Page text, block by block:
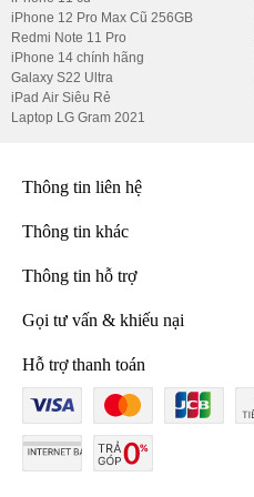
Ngày phát hành:25/03/2024
3.2. Thân máy
Kích thước:162.7 x 76.3 x
SIM:Hỗ trợ Nano-SIM +
Chứng nhận kháng nước/
Loại màn hình: LTPO
120Hz, HDR.
Độ sáng:
iPhone 12 Pro Max Cũ 256GB
Redmi Note 11 Pro
iPhone 14 chính hãng
Galaxy S22 Ultra
iPad Air Siêu Rẻ
Laptop LG Gram 2021
Thông tin liên hệ
Thông tin khác
Thông tin hỗ trợ
Gọi tư vấn & khiếu nại
Hỗ trợ thanh toán